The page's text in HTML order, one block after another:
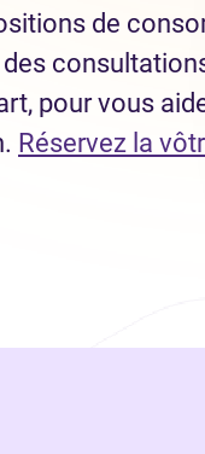
de
pour vous
Réservez la